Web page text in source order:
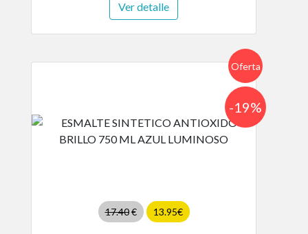
Ver detalle
Oferta
17.40€ 13.95€
-19%